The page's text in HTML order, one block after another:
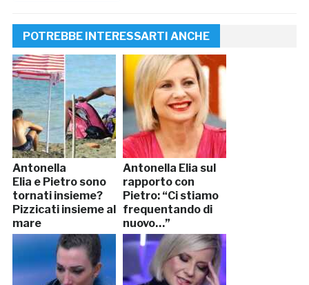
POTREBBE INTERESSARTI ANCHE
Antonella
Elia e Pietro sono
tornati insieme?
Pizzicati insieme al
mare
Antonella Elia sul
rapporto con
Pietro: “Ci stiamo
frequentando di
nuovo…”